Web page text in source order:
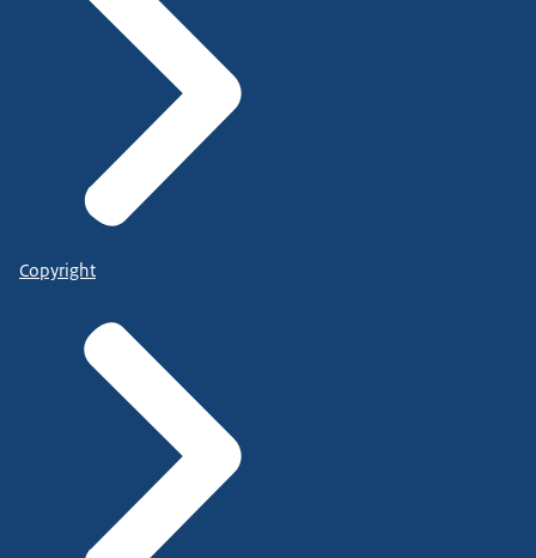
Copyright